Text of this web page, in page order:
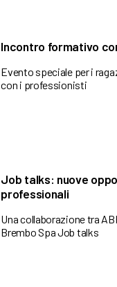
Incontro formativo
Evento speciale per i
con i professionisti
Job talks: nuove
professionali
Una collaborazione tra
Brembo Spa Job talks